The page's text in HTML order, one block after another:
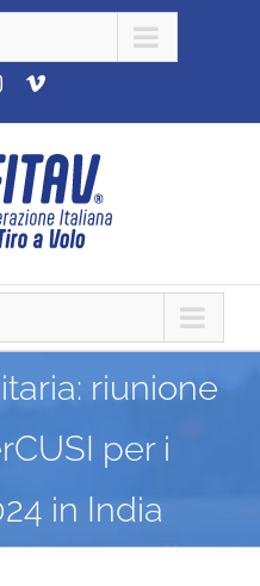
InstagramVimeo
riunione
per i
in India